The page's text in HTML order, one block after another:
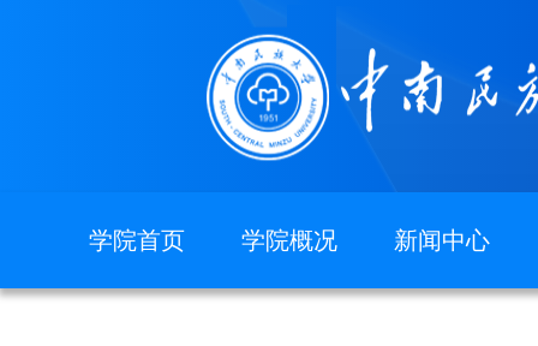
学院首页
图片新闻
学院概况
学院简介
新闻中心